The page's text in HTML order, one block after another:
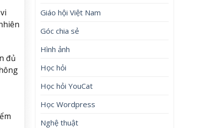
đủ
Giáo hội Việt Nam
Góc chia sẻ
Hình ảnh
Học hỏi
Học hỏi YouCat
Học Wordpress
Nghệ thuật